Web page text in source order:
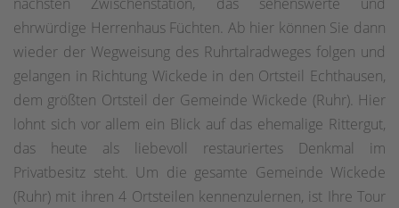
ehrwürdige Herrenhaus Füchten. Ab hier können Sie dann
wieder der Wegweisung des Ruhrtalradweges folgen und
gelangen in Richtung Wickede in den Ortsteil Echthausen,
dem größten Ortsteil der Gemeinde Wickede (Ruhr). Hier
lohnt sich vor allem ein Blick auf das ehemalige Rittergut,
das heute als liebevoll restauriertes Denkmal im
Privatbesitz steht. Um die gesamte Gemeinde Wickede
(Ruhr) mit ihren 4 Ortsteilen kennenzulernen, ist Ihre Tour